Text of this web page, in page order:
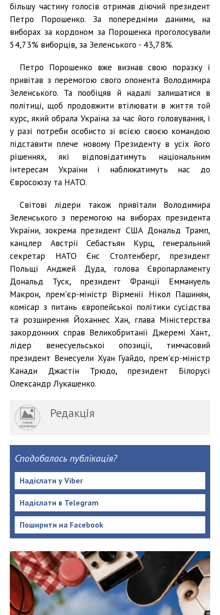
більшу частину голосів отримав діючий президент
Петро Порошенко. За попередніми даними, на
виборах за кордоном за Порошенка проголосували
54,73% виборців, за Зеленського - 43,78%.
Петро Порошенко вже визнав свою поразку і
привітав з перемогою свого опонента Володимира
Зеленського. Та пообіцяв й надалі залишатися в
політиці, щоб продовжити втілювати в життя той
курс, який обрала Україна за час його головування, і
у разі потреби особисто зі всією своєю командою
підставити плече новому Президенту в усіх його
рішеннях, які відповідатимуть національним
інтересам України і наближатимуть нас до
Євросоюзу та НАТО.
Світові лідери також привітали Володимира
Зеленського з перемогою на виборах президента
України, зокрема президент США Дональд Трамп,
канцлер Австрії Себастьян Курц, генеральний
секретар НАТО Єнс Столтенберг, президент
Польщі Анджей Дуда, голова Європарламенту
Дональд Туск, президент Франції Еммануель
Макрон, прем'єр-міністр Вірменії Нікол Пашинян,
комісар з питань європейської політики сусідства
та розширення Йоханнес Хан, глава Міністерства
закордонних справ Великобританії Джеремі Хант,
лідер венесуельської опозиції, тимчасовий
президент Венесуели Хуан Гуайдо, прем'єр-міністр
Канади Джастін Трюдо, президент Білорусі
Олександр Лукашенко.
Редакція
Сподобалась публікація?
Надіслати у Viber
Надіслати в Telegram
Поширити на Facebook